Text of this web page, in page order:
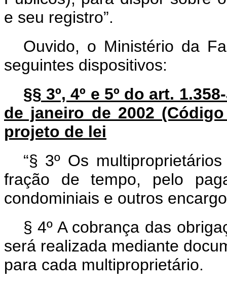
e seu registro”.
Ouvido, o Ministério da
seguintes dispositivos:
§§ 3º, 4º e 5º do art.
de janeiro de 2002
projeto de lei
“§ 3º Os
fração de tempo, pelo
condominiais e outros
§ 4º A cobrança das
será realizada mediante
para cada multiproprietário.